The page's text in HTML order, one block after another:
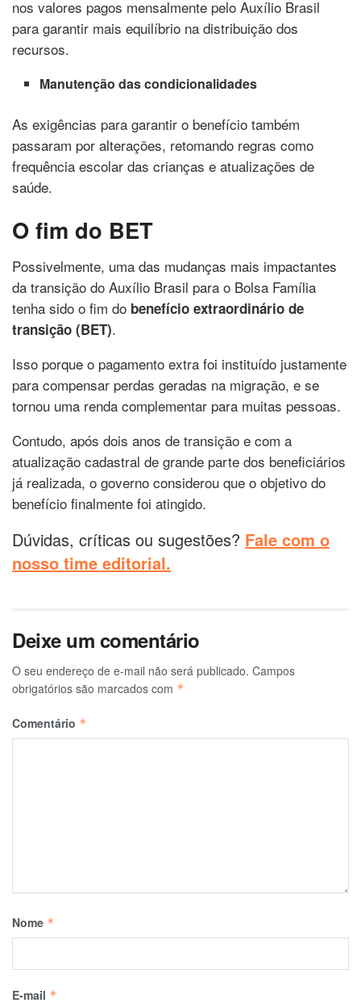
nos valores pagos mensalmente pelo Auxílio Brasil
para garantir mais equilíbrio na distribuição dos
recursos.
Manutenção das condicionalidades
As exigências para garantir o benefício também
passaram por alterações, retomando regras como
frequência escolar das crianças e atualizações de
saúde.
O fim do BET
Possivelmente, uma das mudanças mais impactantes
da transição do Auxílio Brasil para o Bolsa Família
tenha sido o fim do benefício extraordinário de
transição (BET).
Isso porque o pagamento extra foi instituído justamente
para compensar perdas geradas na migração, e se
tornou uma renda complementar para muitas pessoas.
Contudo, após dois anos de transição e com a
atualização cadastral de grande parte dos beneficiários
já realizada, o governo considerou que o objetivo do
benefício finalmente foi atingido.
Dúvidas, críticas ou sugestões? Fale com o
nosso time editorial.
Deixe um comentário
O seu endereço de e-mail não será publicado. Campos
obrigatórios são marcados com *
Comentário *
Nome *
E-mail *